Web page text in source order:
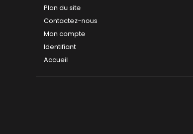
Plan du site
Contactez-nous
Mon compte
Identifiant
Accueil